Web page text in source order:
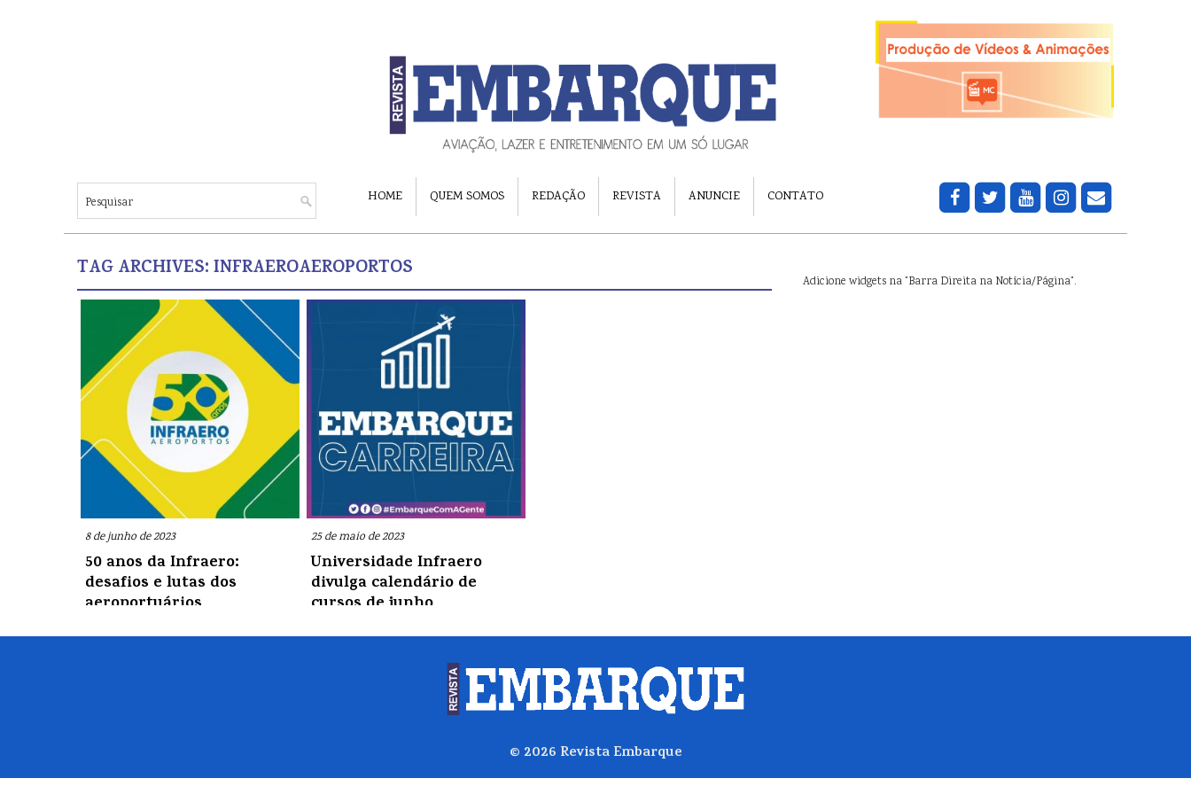
HOME QUEM SOMOS REDAÇÃO REVISTA ANUNCIE CONTATO
TAG ARCHIVES:INFRAEROAEROPORTOS
8 de junho de 2023
50 anos da Infraero:
desafios e lutas dos
aeroportuários
pública nacional e como era a
25 de maio de 2023
Universidade Infraero
divulga calendário de
cursos de junho
treinamentos presenciais para quem
Adicione widgets na "Barra Direita na Notícia/Página".
© 2026 Revista Embarque